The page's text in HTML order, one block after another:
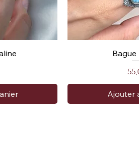
Bague
Ajouter